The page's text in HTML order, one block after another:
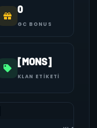
0
GC BONUS
[MONS]
KLAN ETIKETI